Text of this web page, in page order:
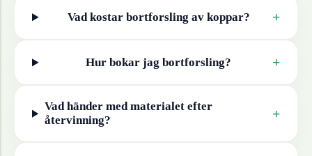
Vad kostar bortforsling av koppar? +
Hur bokar jag bortforsling? +
Vad händer med materialet efter
återvinning?
+